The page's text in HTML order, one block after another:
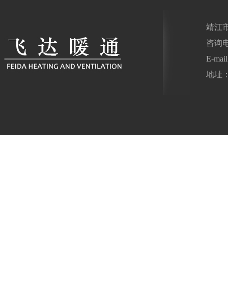
靖江
咨询
E-
地址